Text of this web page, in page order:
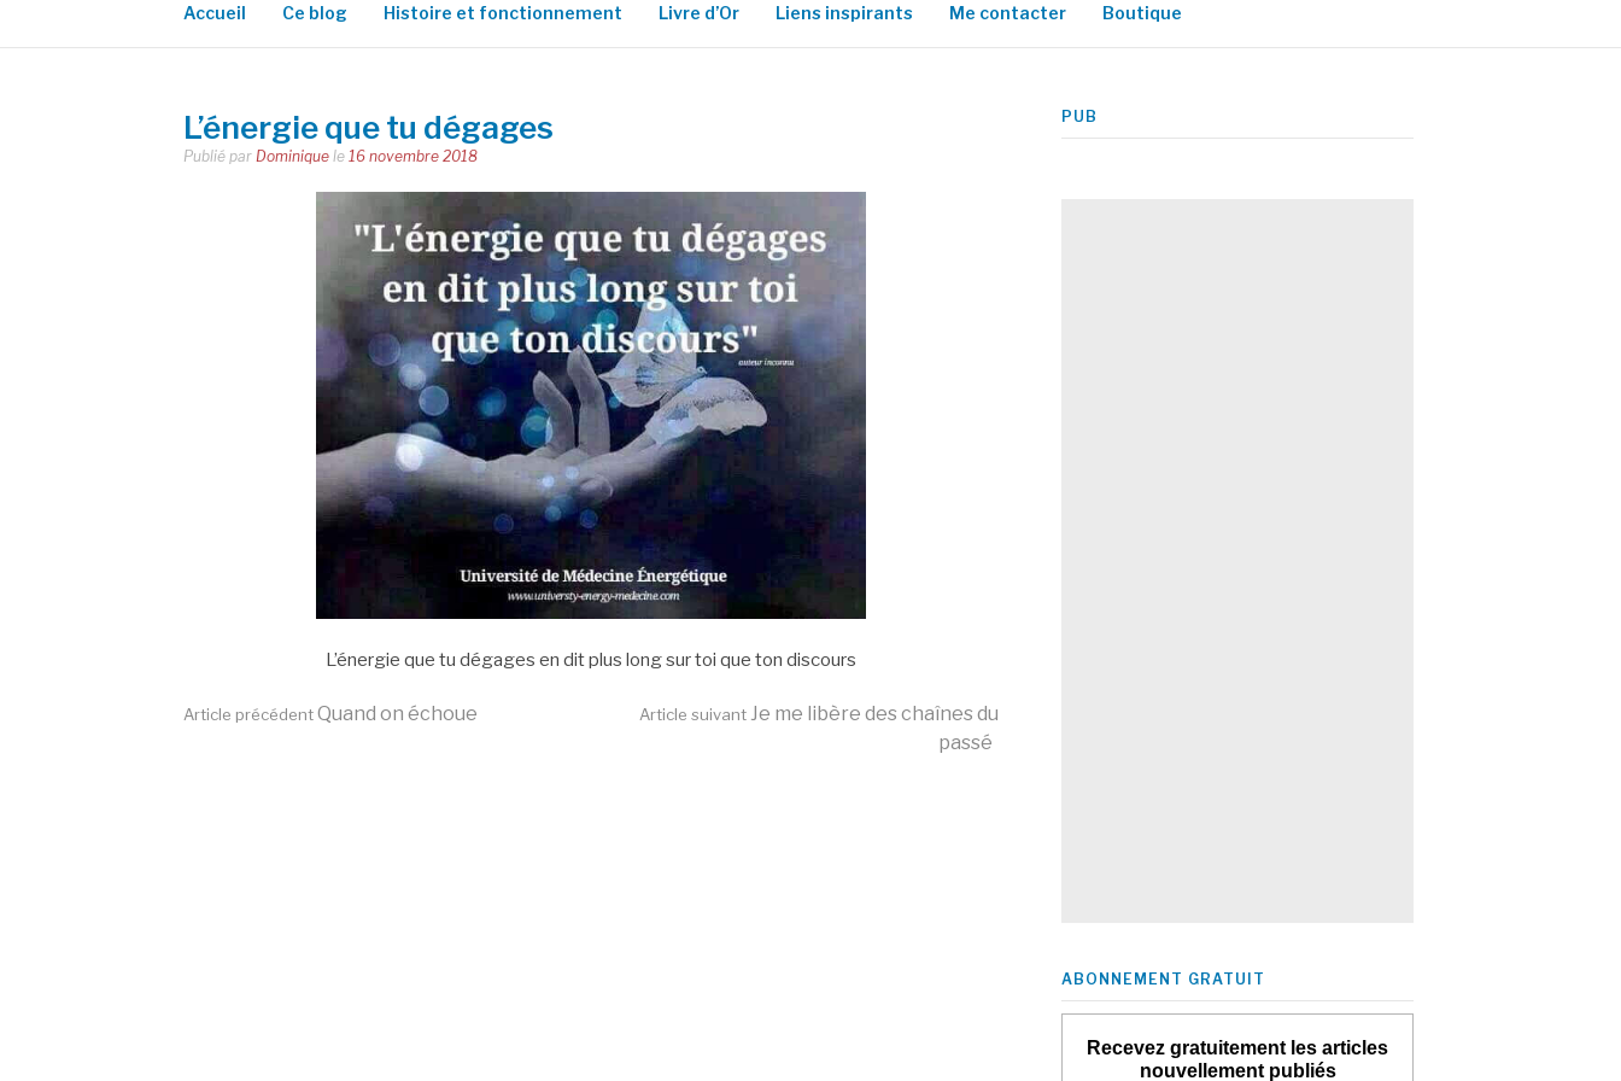
Accueil Ce blog Histoire et fonctionnement Livre d’Or Liens inspirants Me contacter Boutique
L’énergie que tu dégages
Publié par Dominique le 16 novembre 2018
L’énergie que tu dégages en dit plus long sur toi que ton discours
Lire
Article précédentQuand on échoue Article suivant Je me libère des chaînes du
passé
PUB
ABONNEMENT GRATUIT
Recevez gratuitement les articles
nouvellement publiés